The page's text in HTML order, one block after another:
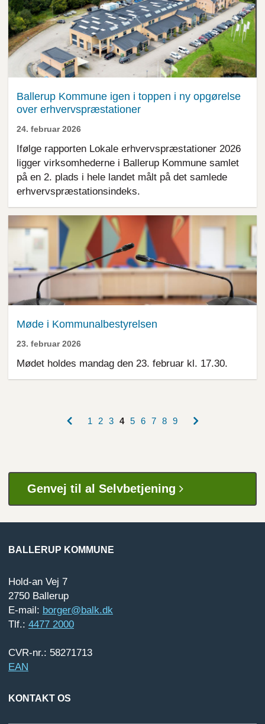
Ballerup Kommune igen i toppen i ny opgørelse
over erhvervspræstationer
24. februar 2026
Ifølge rapporten Lokale erhvervspræstationer 2026
ligger virksomhederne i Ballerup Kommune samlet
på en 2. plads i hele landet målt på det samlede
erhvervspræstationsindeks.
Møde i Kommunalbestyrelsen
23. februar 2026
Mødet holdes mandag den 23. februar kl. 17.30.
ForrigeSide
1 Side
2 Side
3 Nuværende
4 Side
5 Side
6 Side
7 Side
8 Side
9
Næste
Genvej til al Selvbetjening
BALLERUP KOMMUNE
Hold-an Vej 7
2750 Ballerup
E-mail: borger@balk.dk
Tlf.: 4477 2000
CVR-nr.: 58271713
EAN
KONTAKT OS